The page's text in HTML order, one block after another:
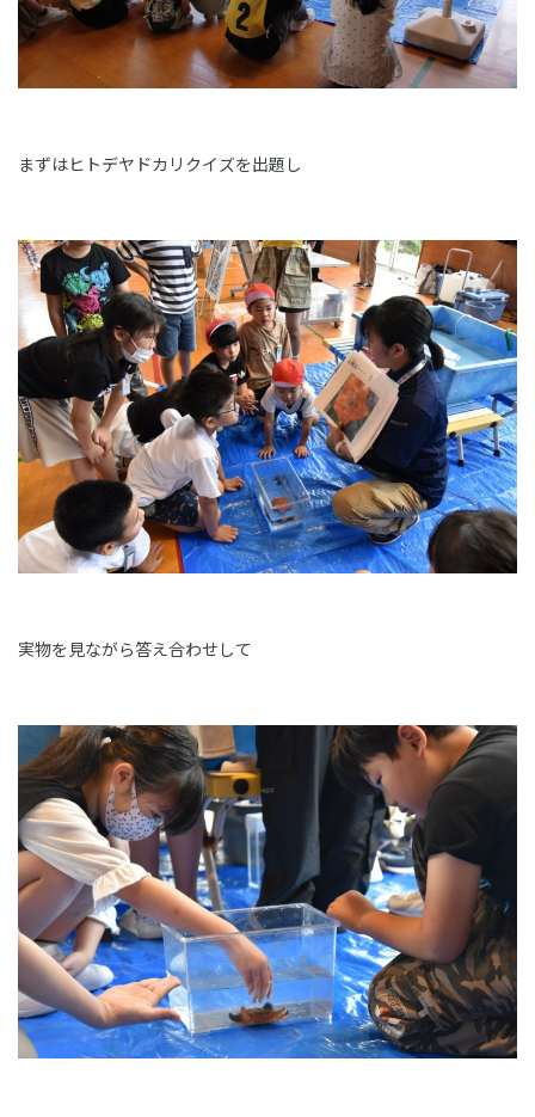
まずはヒトデヤドカリクイズを出題し
実物を見ながら答え合わせして